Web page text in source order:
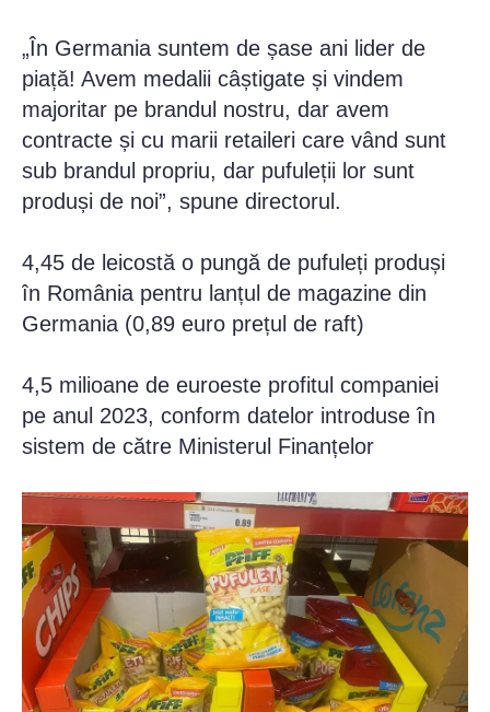
„În Germania suntem de șase ani lider de
piață! Avem medalii câștigate și vindem
majoritar pe brandul nostru, dar avem
contracte și cu marii retaileri care vând sunt
sub brandul propriu, dar pufuleții lor sunt
produși de noi”, spune directorul.
4,45 de leicostă o pungă de pufuleți produși
în România pentru lanțul de magazine din
Germania (0,89 euro prețul de raft)
4,5 milioane de euroeste profitul companiei
pe anul 2023, conform datelor introduse în
sistem de către Ministerul Finanțelor